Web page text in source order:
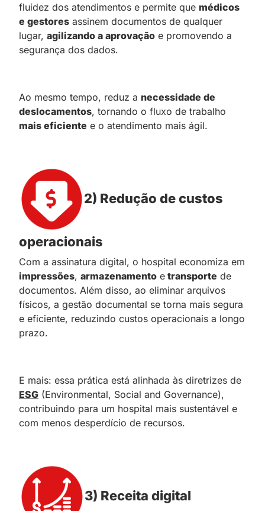
fluidez dos atendimentos e permite que médicos
e gestores assinem documentos de qualquer
lugar, agilizando a aprovação e promovendo a
segurança dos dados.
Ao mesmo tempo, reduz a necessidade de
deslocamentos, tornando o fluxo de trabalho
mais eficiente e o atendimento mais ágil.
2) Redução de custos
operacionais
Com a assinatura digital, o hospital economiza em
impressões, armazenamento e transporte de
documentos. Além disso, ao eliminar arquivos
físicos, a gestão documental se torna mais segura
e eficiente, reduzindo custos operacionais a longo
prazo.
E mais: essa prática está alinhada às diretrizes de
ESG (Environmental, Social and Governance),
contribuindo para um hospital mais sustentável e
com menos desperdício de recursos.
3) Receita digital